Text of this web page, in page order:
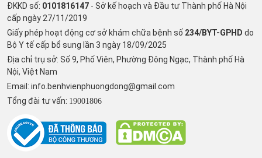
ĐKKD số: 0101816147 - Sở kế hoạch và Đầu tư Thành phố Hà Nội
cấp ngày 27/11/2019
Giấy phép hoạt động cơ sở khám chữa bệnh số 234/BYT-GPHD do
Bộ Y tế cấp bổ sung lần 3 ngày 18/09/2025
Địa chỉ trụ sở: Số 9, Phố Viên, Phường Đông Ngạc, Thành phố Hà
Nội, Việt Nam
Email: info.benhvienphuongdong@gmail.com
Tổng đài tư vấn: 19001806